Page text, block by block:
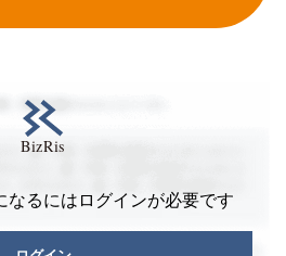
なるにはログインが必要です